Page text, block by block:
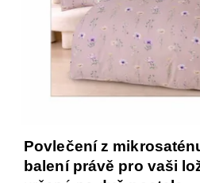
Povlečení z
balení právě pro vaši